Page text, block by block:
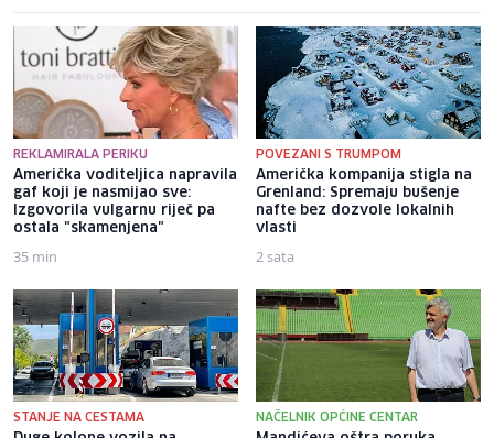
REKLAMIRALA PERIKU
Američka voditeljica napravila
gaf koji je nasmijao sve:
Izgovorila vulgarnu riječ pa
ostala "skamenjena"
35 min
POVEZANI S TRUMPOM
Američka kompanija stigla na
Grenland: Spremaju bušenje
nafte bez dozvole lokalnih
vlasti
2 sata
STANJE NA CESTAMA NAČELNIK OPĆINE CENTAR